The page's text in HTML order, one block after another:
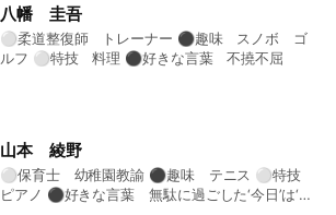
八幡 圭吾
⚪︎柔道整復師 トレーナー ⚫︎趣味 スノボ ゴ
ルフ ⚪︎特技 料理 ⚫︎好きな言葉 不撓不屈
山本 綾野
⚪︎保育士 幼稚園教諭 ⚫︎趣味 テニス ⚪︎特技
ピアノ ⚫︎好きな言葉 無駄に過ごした‘今日’は‘昨